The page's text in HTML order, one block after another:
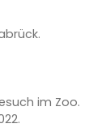
im Zoo.